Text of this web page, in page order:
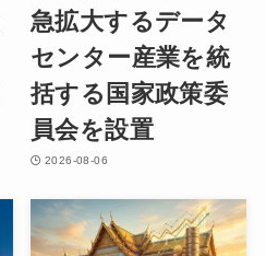
急拡大するデータ
センター産業を統
括する国家政策委
員会を設置
2026-08-06